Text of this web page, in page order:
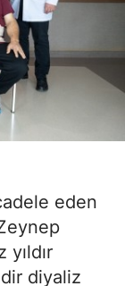
eden
diyaliz